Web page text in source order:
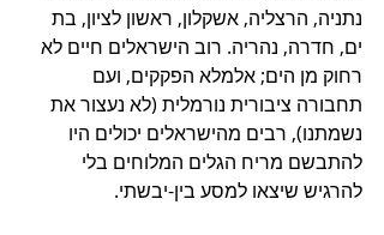
נתניה, הרצליה, אשקלון, ראשון לציון, בת
ים, חדרה, נהריה. רוב הישראלים חיים לא
רחוק מן הים; אלמלא הפקקים, ועם
תחבורה ציבורית נורמלית (לא נעצור את
נשמתנו), רבים מהישראלים יכולים היו
להתבשם מריח הגלים המלוחים בלי
להרגיש שיצאו למסע בין-יבשתי.